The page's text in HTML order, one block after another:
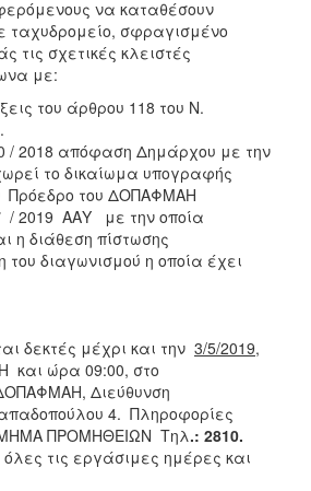
να καταθέσουν
ταχυδρομείο, σφραγισμένο
τις σχετικές κλειστές
με:
του άρθρου 118 του Ν.
2018 απόφαση Δημάρχου με την
το δικαίωμα υπογραφής
Πρόεδρο του ΔΟΠΑΦΜΑΗ
/ 2019 ΑΑΥ με την οποία
η διάθεση πίστωσης
του διαγωνισμού η οποία έχει
δεκτές μέχρι και την 3/5/2019,
και ώρα 09:00, στο
Διεύθυνση
4. Πληροφορίες
ΠΡΟΜΗΘΕΙΩΝ Τηλ.: 2810.
τις εργάσιμες ημέρες και